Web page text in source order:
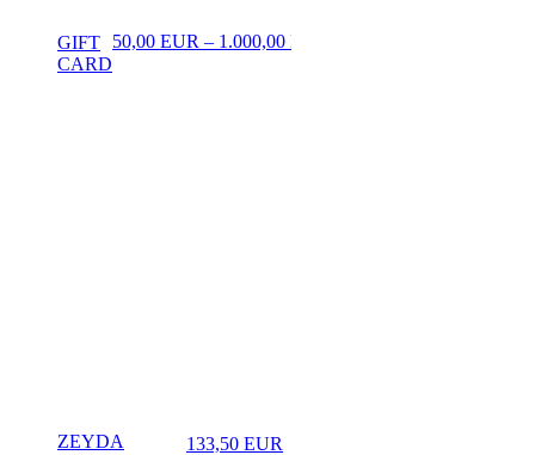
GIFT
CARD
50,00 EUR – 1.000,00 EUR
♡
ZEYDA 133,50 EUR